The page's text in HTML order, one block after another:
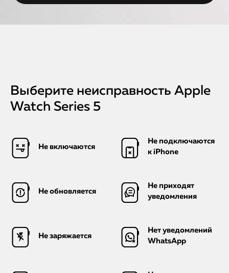
Выберите неисправность Apple
Watch Series 5
Не включаются
Не подключаются
к iPhone
Не обновляется
Не приходят
уведомления
Не заряжается
Нет уведомлений
WhatsApp